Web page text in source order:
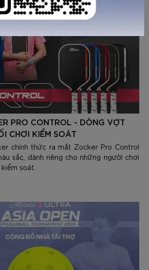
PRO CONTROL - DÒNG VỢT
CHƠI KIỂM SOÁT
chính thức ra mắt Zocker Pro Control
sắc, dành riêng cho những người chơi
soát.